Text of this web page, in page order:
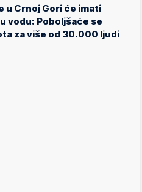
u Crnoj Gori će imati
vodu: Poboljšaće se
za više od 30.000 ljudi